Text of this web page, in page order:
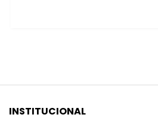
INSTITUCIONAL